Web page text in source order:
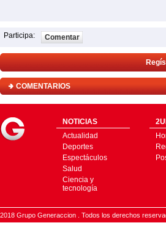
Participa: Comentar
COMENTARIOS
NOTICIAS
Actualidad
Deportes
Espectáculos
Salud
Ciencia y
tecnología
2018 Grupo Generaccion . Todos los derechos